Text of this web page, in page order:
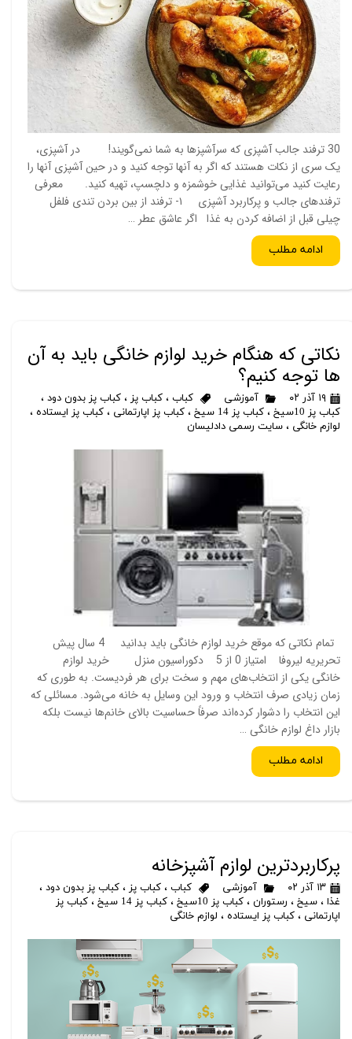
30 ترفند جالب آشپزی که سرآشپز‌ها به شما نمی‌گویند! در آشپزی،
یک سری از نکات هستند که اگر به آنها توجه کنید و در حین آشپزی آنها را
رعایت کنید می‌توانید غذایی خوشمزه و دلچسپ، تهیه کنید. معرفی
ترفند‌های جالب و پرکاربرد آشپزی ۱- ترفند از بین بردن تندی فلفل
چیلی قبل از اضافه کردن به غذا اگر عاشق عطر …
ادامه مطلب
نکاتی که هنگام خرید لوازم خانگی باید به آن
ها توجه کنیم؟
۱۹ آذر ۰۲ آموزشی کباب ، کباب پز ، کباب پز بدون دود ،
کباب پز 10سیخ
، کباب پز 14 سیخ ، کباب پز اپارتمانی ، کباب پز ایستاده ،
لوازم خانگی ، سایت رسمی دادلیسان
تمام نکاتی که موقع خرید لوازم خانگی باید بدانید 4 سال پیش
تحریریه لیروفا امتیاز 0 از 5 دکوراسیون منزل خرید لوازم
خانگی یکی از انتخاب‌های مهم و سخت برای هر فردیست. به طوری که
زمان زیادی صرف انتخاب و ورود این وسایل به خانه می‌شود. مسائلی که
این انتخاب را دشوار کرده‌اند صرفاً حساسیت بالای خانم‌ها نیست بلکه
بازار داغ لوازم خانگی …
ادامه مطلب
پرکاربردترین لوازم آشپزخانه
۱۳ آذر ۰۲ آموزشی کباب ، کباب پز ، کباب پز بدون دود ،
غذا ، سیخ ، رستوران ، کباب پز 10سیخ ، کباب پز 14 سیخ ، کباب پز
اپارتمانی ، کباب پز ایستاده ، لوازم خانگی